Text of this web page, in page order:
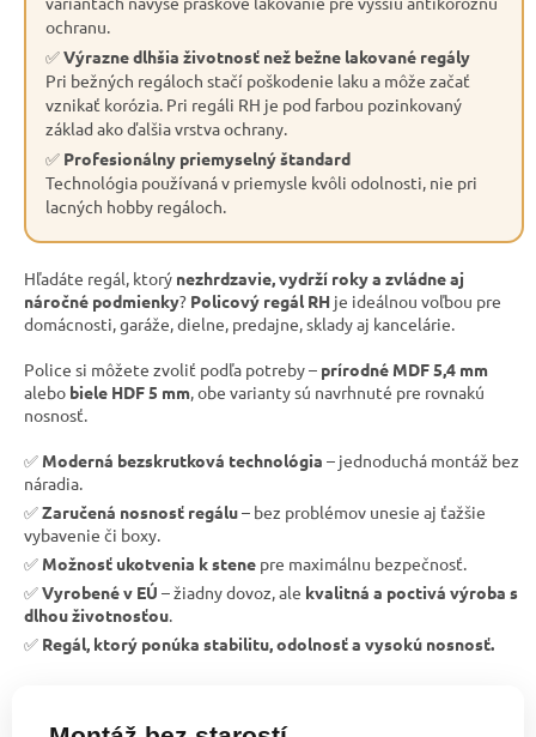
ochranu.
✅Výrazne dlhšia životnosť než bežne lakované regály
Pri bežných regáloch stačí poškodenie laku a môže začať
vznikať korózia. Pri regáli RH je pod farbou pozinkovaný
základ ako ďalšia vrstva ochrany.
✅ Profesionálny priemyselný štandard
Technológia používaná v priemysle kvôli odolnosti, nie pri
lacných hobby regáloch.
Hľadáte regál, ktorý nezhrdzavie, vydrží roky a zvládne aj
náročné podmienky? Policový regál RH je ideálnou voľbou pre
domácnosti, garáže, dielne, predajne, sklady aj kancelárie.
Police si môžete zvoliť podľa potreby – prírodné MDF 5,4 mm
alebo biele HDF 5 mm , obe varianty sú navrhnuté pre rovnakú
nosnosť.
✅ Moderná bezskrutková technológia – jednoduchá montáž bez
náradia.
✅Zaručená nosnosť regálu– bez problémov unesie aj ťažšie
vybavenie či boxy.
✅ Možnosť ukotvenia k stene pre maximálnu bezpečnosť.
✅Vyrobené v EÚ – žiadny dovoz, ale kvalitná a poctivá výroba s
dlhou životnosťou
✅ Regál, ktorý ponúka stabilitu, odolnosť a vysokú nosnosť.